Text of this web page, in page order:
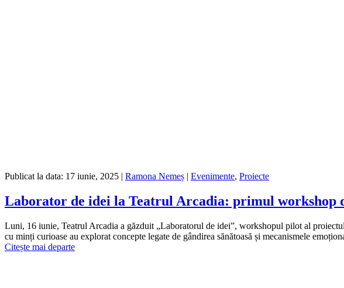
Publicat la data: 17 iunie, 2025 | Ramona Nemeș | Evenimente, Proiecte
Laborator de idei la Teatrul Arcadia: primul workshop
Luni, 16 iunie, Teatrul Arcadia a găzduit „Laboratorul de idei”, workshopul pilot al
cu minți curioase au explorat concepte legate de gândirea sănătoasă și mecanismele
Citește mai departe